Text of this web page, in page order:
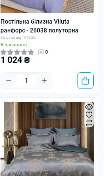
Постільна білизна Viluta
ранфорс - 26038 полуторна
Код товару: 31602
В наявності
0
1 024 ₴